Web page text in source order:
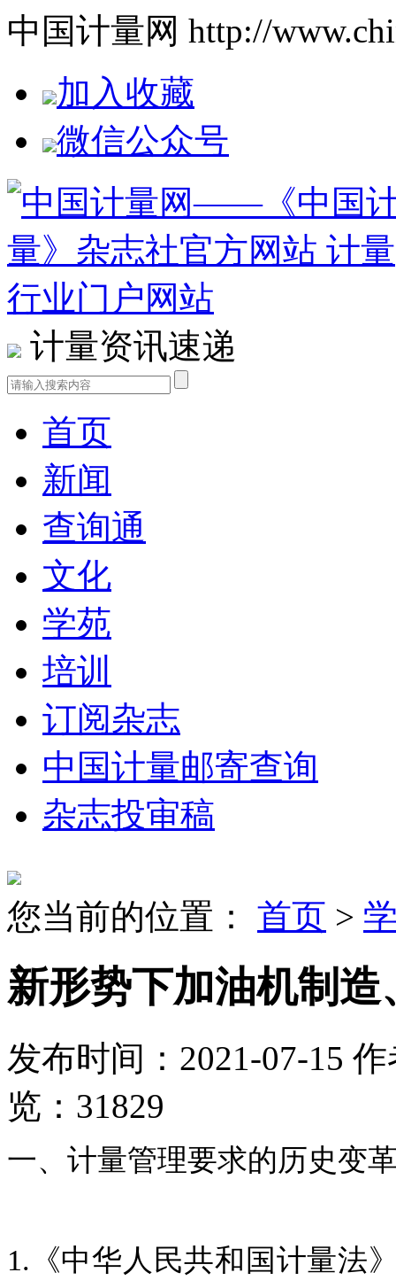
中国计量网 http://
加入收藏
微信公众号
计量资讯速递
首页
新闻
查询通
文化
学苑
培训
订阅杂志
中国计量邮寄查询
杂志投审稿
您当前的位置： 首页 >
新形势下加油机制
发布时间：2021-07-15
览：31829
一、计量管理要求的历史变
1.《中华人民共和国计量法